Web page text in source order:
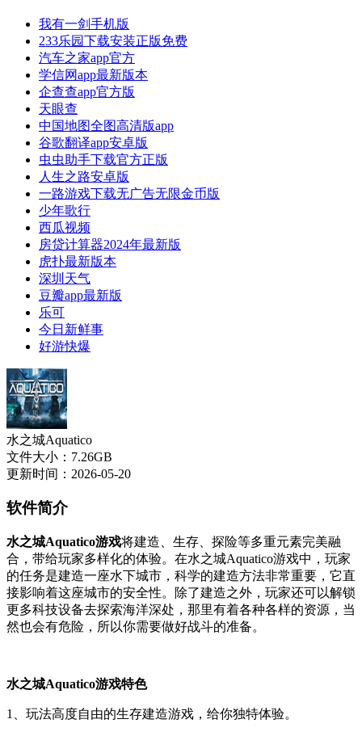
我有一剑手机版
233乐园下载安装正版免费
汽车之家app官方
学信网app最新版本
企查查app官方版
天眼查
中国地图全图高清版app
谷歌翻译app安卓版
虫虫助手下载官方正版
人生之路安卓版
一路游戏下载无广告无限金币版
少年歌行
西瓜视频
房贷计算器2024年最新版
虎扑最新版本
深圳天气
豆瓣app最新版
乐可
今日新鲜事
好游快爆
水之城Aquatico
文件大小：7.26GB
更新时间：2026-05-20
软件简介
水之城Aquatico游戏将建造、生存、探险等多重元素完美融
合，带给玩家多样化的体验。在水之城Aquatico游戏中，玩家
的任务是建造一座水下城市，科学的建造方法非常重要，它直
接影响着这座城市的安全性。除了建造之外，玩家还可以解锁
更多科技设备去探索海洋深处，那里有着各种各样的资源，当
然也会有危险，所以你需要做好战斗的准备。
水之城Aquatico游戏特色
1、玩法高度自由的生存建造游戏，给你独特体验。